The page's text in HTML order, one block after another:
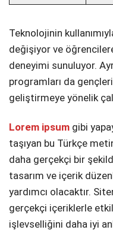
Teknolojinin
değişiyor ve
deneyimi sunuluyor.
programları da
geliştirmeye yönelik
Lorem ipsum gibi
taşıyan bu Türkçe
daha gerçekçi bir
tasarım ve içerik
yardımcı olacaktır.
gerçekçi içeriklerle
işlevselliğini daha iyi